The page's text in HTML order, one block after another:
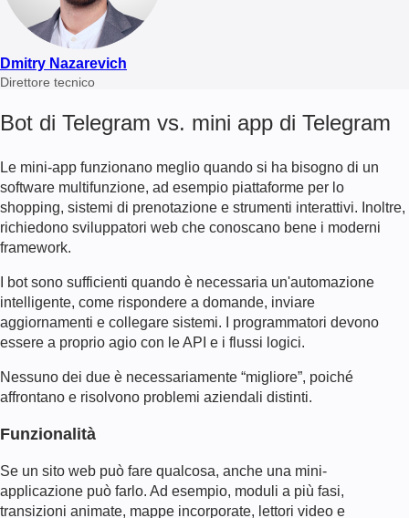
Dmitry Nazarevich
Direttore tecnico
Bot di Telegram vs. mini app di Telegram
Le mini-app funzionano meglio quando si ha bisogno di un
software multifunzione, ad esempio piattaforme per lo
shopping, sistemi di prenotazione e strumenti interattivi. Inoltre,
richiedono sviluppatori web che conoscano bene i moderni
framework.
I bot sono sufficienti quando è necessaria un'automazione
intelligente, come rispondere a domande, inviare
aggiornamenti e collegare sistemi. I programmatori devono
essere a proprio agio con le API e i flussi logici.
Nessuno dei due è necessariamente “migliore”, poiché
affrontano e risolvono problemi aziendali distinti.
Funzionalità
Se un sito web può fare qualcosa, anche una mini-
applicazione può farlo. Ad esempio, moduli a più fasi,
transizioni animate, mappe incorporate, lettori video e